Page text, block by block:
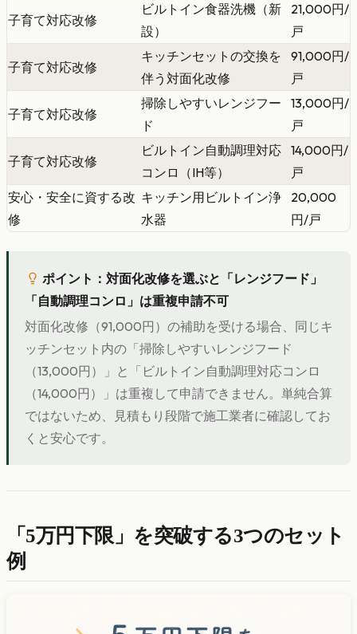
子育て対応改修
ビルトイン食器洗機（新
設）
21,000円/
戸
子育て対応改修
キッチンセットの交換を
伴う対面化改修
91,000円/
戸
子育て対応改修
掃除しやすいレンジフー
ド
13,000円/
戸
子育て対応改修
ビルトイン自動調理対応
コンロ（IH等）
14,000円/
戸
安心・安全に資する改
修
キッチン用ビルトイン浄
水器
20,000
円/戸
ポイント：対面化改修を選ぶと「レンジフード」
「自動調理コンロ」は重複申請不可
対面化改修（91,000円）の補助を受ける場合、同じキ
ッチンセット内の「掃除しやすいレンジフード
（13,000円）」と「ビルトイン自動調理対応コンロ
（14,000円）」は重複して申請できません。単純合算
ではないため、見積もり段階で施工業者に確認してお
くと安心です。
「5万円下限」を突破する3つのセット
例